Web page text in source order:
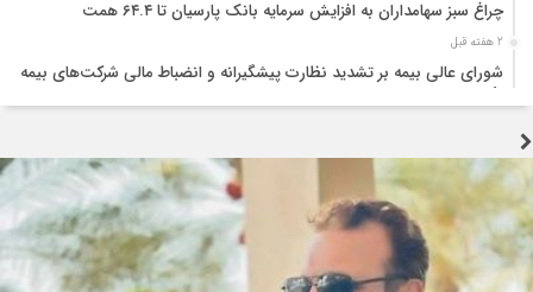
چراغ سبز سهامداران به افزایش سرمایه بانک پارسیان تا ۶۴.۴ همت
2 هفته قبل
شورای عالی بیمه بر تشدید نظارت پیشگیرانه و انضباط مالی شرکت‌های بیمه
تجربه جنگ اوکراین؛ نقشه راهی برای تقویت تاب‌آوری صنعت بیمه
2 هفته قبل
تولید قطعه زیر سایه خاموشی و بحران ارز؛ هشدار درباره توقف زنجیره تامین
خودرو